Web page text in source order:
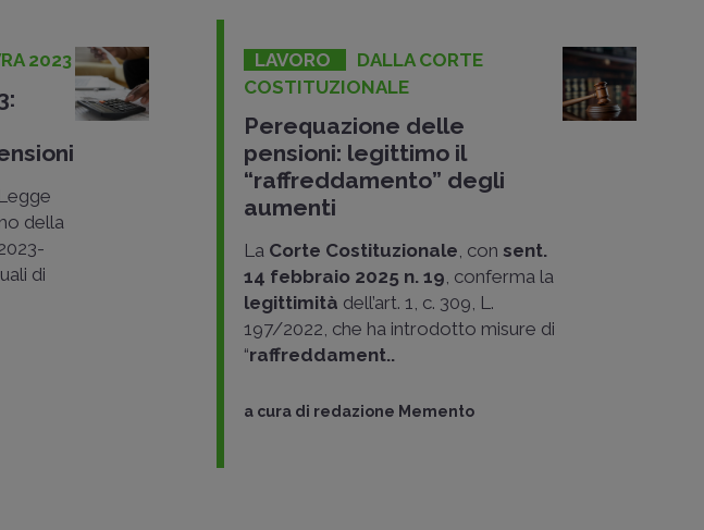
2023
della
di
LAVORO
DALLA CORTE
COSTITUZIONALE
Perequazione delle
pensioni: legittimo il
“raffreddamento” degli
aumenti
La Corte Costituzionale , con sent.
14 febbraio 2025 n. 19 , conferma la
legittimità dell’art. 1, c. 309, L.
197/2022, che ha introdotto misure di
“raffreddament..
a cura di redazione Memento